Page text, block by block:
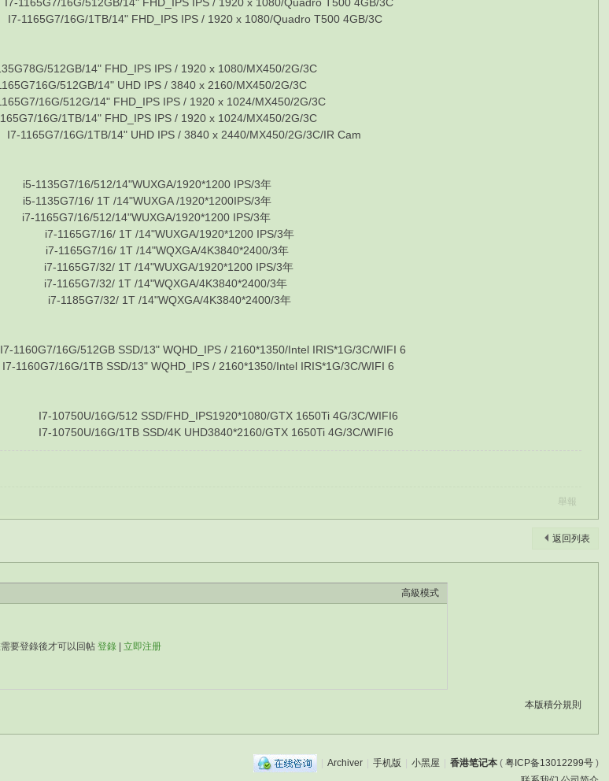
1TB/14" FHD_IPS IPS / 1920 x 1080/Quadro T500 4GB/3C
14" FHD_IPS IPS / 1920 x 1080/MX450/2G/3C
14" UHD IPS / 3840 x 2160/MX450/2G/3C
14" FHD_IPS IPS / 1920 x 1024/MX450/2G/3C
14" FHD_IPS IPS / 1920 x 1024/MX450/2G/3C
14" UHD IPS / 3840 x 2440/MX450/2G/3C/IR Cam
16/512/14"WUXGA/1920*1200 IPS/3年
16/ 1T /14"WUXGA /1920*1200IPS/3年
16/512/14"WUXGA/1920*1200 IPS/3年
16/ 1T /14"WUXGA/1920*1200 IPS/3年
16/ 1T /14"WQXGA/4K3840*2400/3年
32/ 1T /14"WUXGA/1920*1200 IPS/3年
32/ 1T /14"WQXGA/4K3840*2400/3年
32/ 1T /14"WQXGA/4K3840*2400/3年
512GB SSD/13" WQHD_IPS / 2160*1350/Intel IRIS*1G/3C/WIFI 6
1TB SSD/13" WQHD_IPS / 2160*1350/Intel IRIS*1G/3C/WIFI 6
16G/512 SSD/FHD_IPS1920*1080/GTX 1650Ti 4G/3C/WIFI6
16G/1TB SSD/4K UHD3840*2160/GTX 1650Ti 4G/3C/WIFI6
舉報
返回列表
高級模式
要登錄後才可以回帖登錄 立即注册
本版積分規則
| Archiver | 手机版 | 小黑屋 | 香港笔记本( 粤ICP备13012299号)